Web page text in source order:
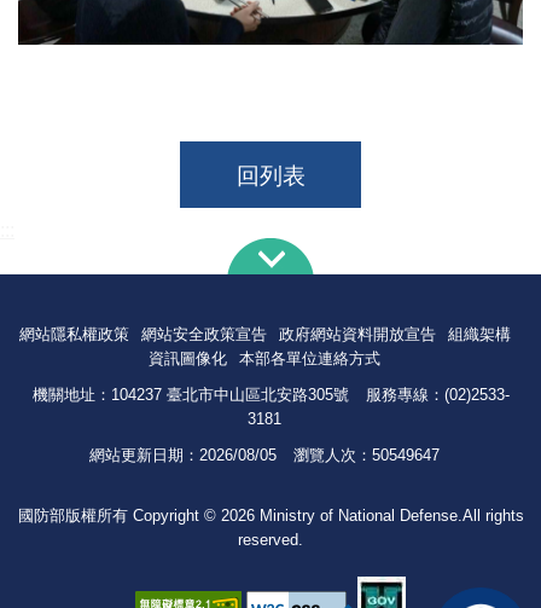
回列表
網站隱私權政策 網站安全政策宣告 政府網站資料開放宣告
組織架構
資訊圖像化
本部各單位連絡方式
機關地址：104237 臺北市中山區北安路305號
服務專線：(02)2533-
3181
網站更新日期： 2026/08/05 瀏覽人次： 50549647
國防部版權所有 Copyright © 2026 Ministry of National Defense.All rights
reserved.